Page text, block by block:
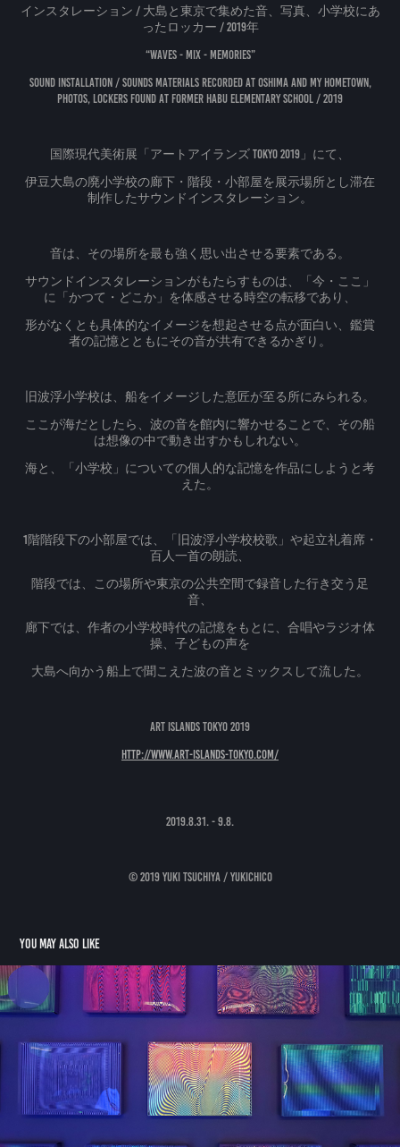
インスタレーション / 大島と東京で集めた音、写真、小学校にあ
ったロッカー / 2019年
“Waves - Mix - Memories”
Sound Installation / Sounds Materials Recorded at Oshima and My Hometown,
Photos, Lockers found at Former Habu Elementary School / 2019
国際現代美術展「アートアイランズ TOKYO 2019」にて、
伊豆大島の廃小学校の廊下・階段・小部屋を展示場所とし滞在
制作したサウンドインスタレーション。
音は、その場所を最も強く思い出させる要素である。
サウンドインスタレーションがもたらすものは、「今・ここ」
に「かつて・どこか」を体感させる時空の転移であり、
形がなくとも具体的なイメージを想起させる点が面白い、鑑賞
者の記憶とともにその音が共有できるかぎり。
旧波浮小学校は、船をイメージした意匠が至る所にみられる。
ここが海だとしたら、波の音を館内に響かせることで、その船
は想像の中で動き出すかもしれない。
海と、「小学校」についての個人的な記憶を作品にしようと考
えた。
1階階段下の小部屋では、「旧波浮小学校校歌」や起立礼着席・
百人一首の朗読、
階段では、この場所や東京の公共空間で録音した行き交う足
音、
廊下では、作者の小学校時代の記憶をもとに、合唱やラジオ体
操、子どもの声を
大島へ向かう船上で聞こえた波の音とミックスして流した。
Art Islands Tokyo 2019
http://www.art-islands-tokyo.com/
2019.8.31. - 9.8.
© 2019 YUKI TSUCHIYA / yukichico
You may also like
“Vertigoes” series -   個展「土屋幻像眼科」
2019